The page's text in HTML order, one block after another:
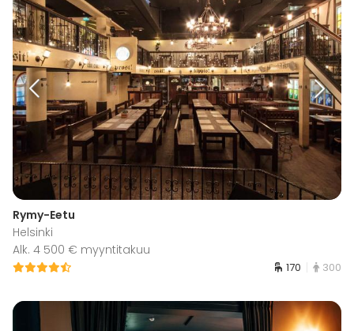
Rymy-Eetu
Helsinki
Alk. 4 500 € myyntitakuu
170 300